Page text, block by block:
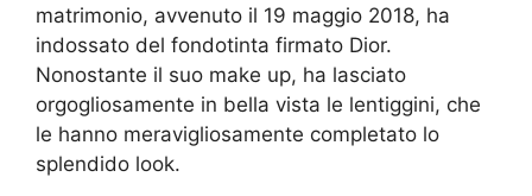
matrimonio, avvenuto il 19 maggio 2018, ha
indossato del fondotinta firmato Dior.
Nonostante il suo make up, ha lasciato
orgogliosamente in bella vista le lentiggini, che
le hanno meravigliosamente completato lo
splendido look.